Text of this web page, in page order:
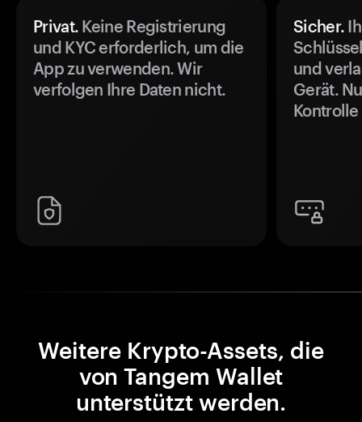
Privat. Keine Registrierung
und KYC erforderlich, um die
App zu verwenden. Wir
verfolgen Ihre Daten nicht.
Sicher.
und
Gerät.
Weitere Krypto-Assets, die
von Tangem Wallet
unterstützt werden.